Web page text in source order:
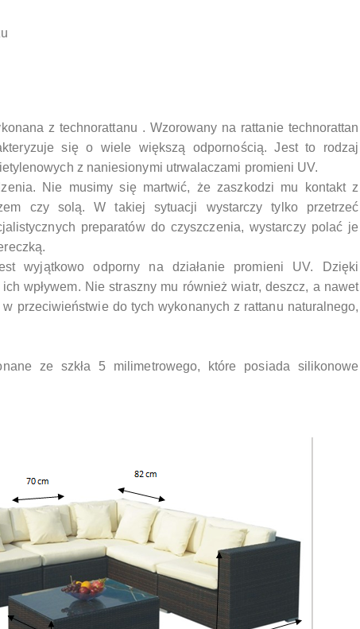
z technorattanu . Wzorowany na rattanie technorattan
się o wiele większą odpornością. Jest to rodzaj
z naniesionymi utrwalaczami promieni UV.
Nie musimy się martwić, że zaszkodzi mu kontakt z
czy solą. W takiej sytuacji wystarczy tylko przetrzeć
preparatów do czyszczenia, wystarczy polać je
wyjątkowo odporny na działanie promieni UV. Dzięki
wpływem. Nie straszny mu również wiatr, deszcz, a nawet
przeciwieństwie do tych wykonanych z rattanu naturalnego,
ze szkła 5 milimetrowego, które posiada silikonowe